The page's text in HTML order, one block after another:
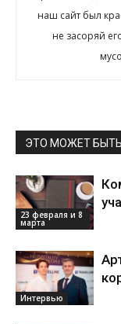
наш сайт был
не засоряй
ЭТО МОЖЕТ
23 февраля и 8
марта
Интервью